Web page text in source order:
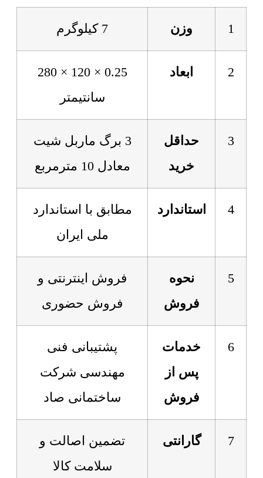
1 وزن 7 کیلوگرم
2 ابعاد
0.25 × 120 × 280
سانتیمتر
3
حداقل
خرید
3 برگ ماربل شیت
معادل 10 مترمربع
4 استاندارد
مطابق با استاندارد
ملی ایران
5
نحوه
فروش
فروش اینترنتی و
فروش حضوری
6
خدمات
پس از
فروش
پشتیبانی فنی
مهندسی شرکت
ساختمانی صاد
7 گارانتی
تضمین اصالت و
سلامت کالا